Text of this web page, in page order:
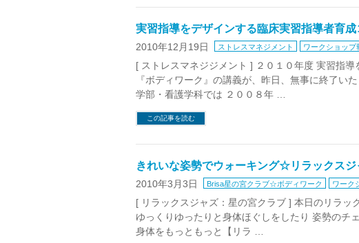
実習指導をデザインする臨床実習指導者育成
2010年12月19日 ストレスマネジメント ワークショップ
[ ストレスマネジジメント ] ２０１０年度 実習指
『ボディワーク』の講義が、昨日、無事に終了い
学部・看護学科では ２００８年 …
この記事を読む
きれいな姿勢でウォーキング☆リラックス
2010年3月3日 Brisa星の宮クラブ☆ボディワーク ワーク
[ リラックスジャズ：星の宮クラブ ] 本日のリラッ
ゆっくりゆったりと身体ほぐしをしたり 姿勢のチ
身体をもっともっと【リラ …